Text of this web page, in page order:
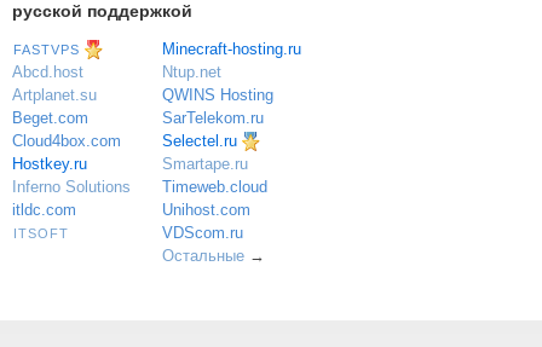
русской поддержкой
FASTVPS
Abcd.host
Artplanet.su
Beget.com
Cloud4box.com
Hostkey.ru
Inferno Solutions
itldc.com
ITSOFT
Minecraft-hosting.ru
Ntup.net
QWINS Hosting
SarTelekom.ru
Selectel.ru
Smartape.ru
Timeweb.cloud
Unihost.com
VDScom.ru
Остальные→